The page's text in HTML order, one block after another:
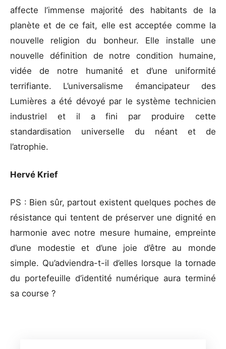
affecte l’immense majorité des habitants de la
planète et de ce fait, elle est acceptée comme la
nouvelle religion du bonheur. Elle installe une
nouvelle définition de notre condition humaine,
vidée de notre humanité et d’une uniformité
terrifiante. L’universalisme émancipateur des
Lumières a été dévoyé par le système technicien
industriel et il a fini par produire cette
standardisation universelle du néant et de
l’atrophie.
Hervé Krief
PS : Bien sûr, partout existent quelques poches de
résistance qui tentent de préserver une dignité en
harmonie avec notre mesure humaine, empreinte
d’une modestie et d’une joie d’être au monde
simple. Qu’adviendra-t-il d’elles lorsque la tornade
du portefeuille d’identité numérique aura terminé
sa course ?